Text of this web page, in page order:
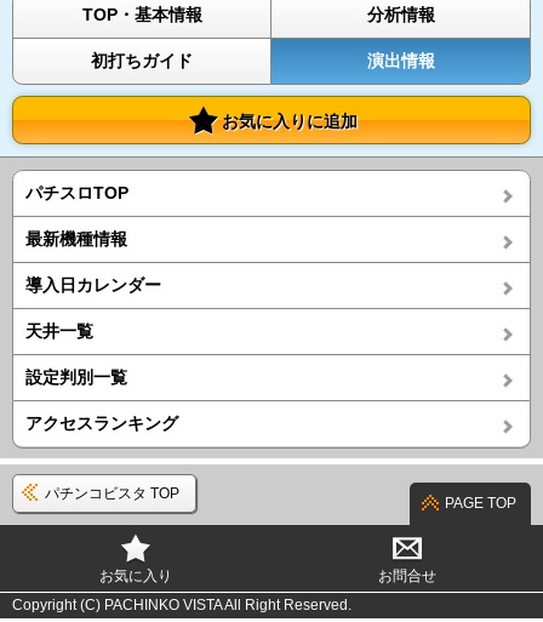
TOP・基本情報 分析情報
初打ちガイド 演出情報
お気に入りに追加
パチスロTOP
最新機種情報
導入日カレンダー
天井一覧
設定判別一覧
アクセスランキング
パチンコビスタ TOP
PAGE TOP
お気に入り
お問合せ
Copyright (C) PACHINKO VISTA All Right Reserved.